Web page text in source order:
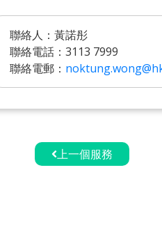
聯絡人：黃諾彤
聯絡電話：3113 7999
聯絡電郵：
上一個服務